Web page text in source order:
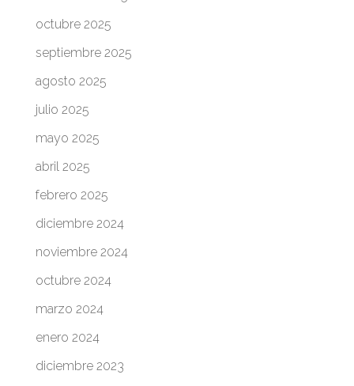
octubre 2025
septiembre 2025
agosto 2025
julio 2025
mayo 2025
abril 2025
febrero 2025
diciembre 2024
noviembre 2024
octubre 2024
marzo 2024
enero 2024
diciembre 2023